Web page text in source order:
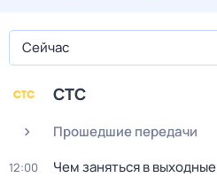
Сейчас
СТС
Прошедшие передачи
12:00 Чем заняться в выходные